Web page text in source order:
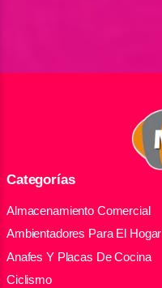
Categorías
Almacenamiento Comercial
Ambientadores Para El Hogar
Anafes Y Placas De Cocina
Ciclismo